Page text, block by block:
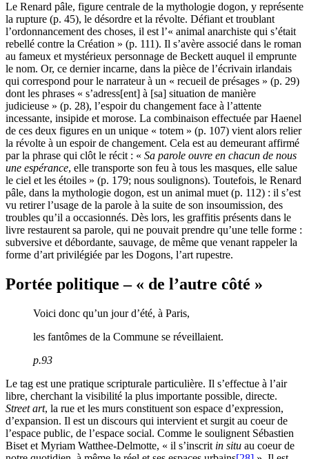
Le Renard pâle, figure centrale de la mythologie dogon, y représente
la rupture (p. 45), le désordre et la révolte. Défiant et troublant
l’ordonnancement des choses, il est l’« animal anarchiste qui s’était
rebellé contre la Création » (p. 111). Il s’avère associé dans le roman
au fameux et mystérieux personnage de Beckett auquel il emprunte
le nom. Or, ce dernier incarne, dans la pièce de l’écrivain irlandais
qui correspond pour le narrateur à un « recueil de présages » (p. 29)
dont les phrases « s’adress[ent] à [sa] situation de manière
judicieuse » (p. 28), l’espoir du changement face à l’attente
incessante, insipide et morose. La combinaison effectuée par Haenel
de ces deux figures en un unique « totem » (p. 107) vient alors relier
la révolte à un espoir de changement. Cela est au demeurant affirmé
par la phrase qui clôt le récit : « Sa parole ouvre en chacun de nous
une espérance, elle transporte son feu à tous les masques, elle salue
le ciel et les étoiles » (p. 179; nous soulignons). Toutefois, le Renard
pâle, dans la mythologie dogon, est un animal muet (p. 112) : il s’est
vu retirer l’usage de la parole à la suite de son insoumission, des
troubles qu’il a occasionnés. Dès lors, les graffitis présents dans le
livre restaurent sa parole, qui ne pouvait prendre qu’une telle forme :
subversive et débordante, sauvage, de même que venant rappeler la
forme d’art privilégiée par les Dogons, l’art rupestre.
Portée politique – « de l’autre côté »
Voici donc qu’un jour d’été, à Paris,
les fantômes de la Commune se réveillaient.
p.93
Le tag est une pratique scripturale particulière. Il s’effectue à l’air
libre, cherchant la visibilité la plus importante possible, directe.
Street art, la rue et les murs constituent son espace d’expression,
d’expansion. Il est un discours qui intervient et surgit au coeur de
l’espace public, de l’espace social. Comme le soulignent Sébastien
Biset et Myriam Watthee-Delmotte, « il s’inscrit in situ au coeur de